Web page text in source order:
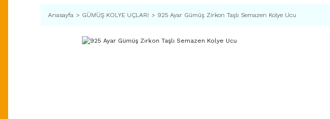
Anasayfa GÜMÜŞ KOLYE UÇLARI 925 Ayar Gümüş Zirkon Taşlı Semazen Kolye Ucu